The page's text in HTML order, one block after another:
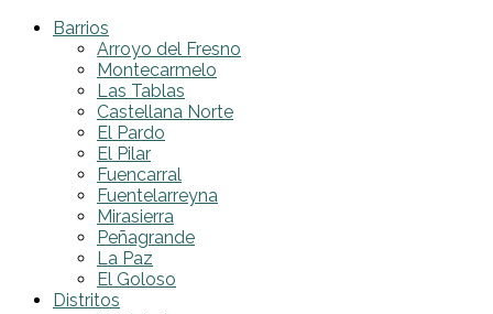
Barrios
Arroyo del Fresno
Montecarmelo
Las Tablas
Castellana Norte
El Pardo
El Pilar
Fuencarral
Fuentelarreyna
Mirasierra
Peñagrande
La Paz
El Goloso
Distritos